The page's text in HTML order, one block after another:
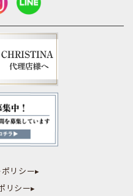
リシー▸
リシー▸